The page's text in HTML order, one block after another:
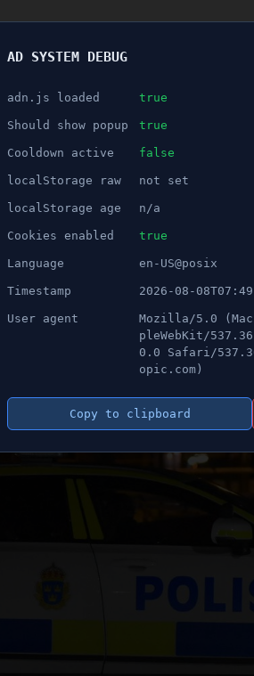
SPORT NÖJE
ANNONS
med
AD SYSTEM DEBUG
adn.js loaded true
Should show popup true
Cooldown active false
localStorage raw not set
localStorage age n/a
Cookies enabled true
Language en-US@posix
Timestamp 2026-08-
User agent
Mozilla/5.0
pleWebKit/
0.0 Safari/
opic.com)
Copy to clipboard